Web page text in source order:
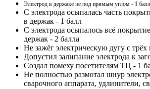
Электрод в держаке не под прямым углом - 1
С электрода осыпалась часть
в держак - 1 балл
С электрода осыпалось всё
держак - 2 балла
Не зажёг электрическую дугу с
Допустил залипание электрода к
Создал помеху посетителям ТЦ - 1
Не полностью размотал шнур
сварочного аппарата, удлинители,